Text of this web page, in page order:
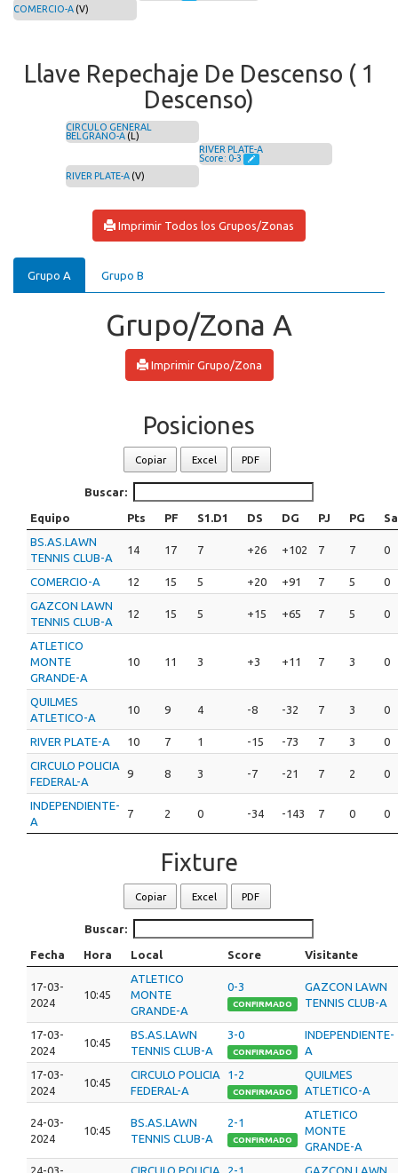
COMERCIO-A (V)
Llave Repechaje De Descenso ( 1
Descenso)
CIRCULO GENERAL
BELGRANO-A (L)
RIVER PLATE-A (V)
RIVER PLATE-A
Score: 0-3
Imprimir Todos los Grupos/Zonas
Grupo A Grupo B
Grupo/Zona A
Imprimir Grupo/Zona
Posiciones
Copiar Excel PDF
Buscar:
Equipo Pts PF S1.D1 DS DG PJ PG
BS.AS.LAWN
TENNIS CLUB-A
14 17 7 +26 +102 7 7 0
COMERCIO-A 12 15 5 +20 +91 7 5
0
GAZCON LAWN
TENNIS CLUB-A
12 15 5 +15 +65 7 5 0
ATLETICO
MONTE
GRANDE-A
10 11 3 +3 +11 7 3 0
QUILMES
ATLETICO-A
10 9 4 -8 -32 7 3 0
RIVER PLATE-A 10 7 1 -15 -73 7 3
0
CIRCULO POLICIA
FEDERAL-A
9 8 3 -7 -21 7 2 0
INDEPENDIENTE-
A
7 2 0 -34 -143 7 0 0
Fixture
Copiar Excel PDF
Buscar:
Fecha Hora Local Score Visitante
17-03-
2024
10:45
ATLETICO
MONTE
GRANDE-A
0-3
CONFIRMADO
GAZCON LAWN
TENNIS CLUB-A
17-03-
2024
10:45
BS.AS.LAWN
TENNIS CLUB-A
3-0
CONFIRMADO
INDEPENDIENTE-
A
17-03-
2024
10:45
CIRCULO POLICIA
FEDERAL-A
1-2
CONFIRMADO
QUILMES
ATLETICO-A
24-03-
2024
10:45
BS.AS.LAWN
TENNIS CLUB-A
2-1
CONFIRMADO
ATLETICO
MONTE
GRANDE-A
24-03-
CIRCULO POLICIA 2-1 GAZCON LAWN